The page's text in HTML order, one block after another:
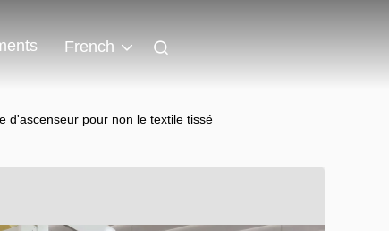
French
d'ascenseur pour non le textile tissé